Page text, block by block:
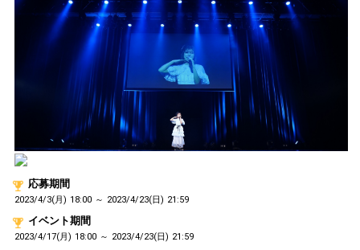
13 45000
をあげよう！
55000
55,000pt達成！どんどん花火
60000
60,000pt達成！どんどん花火
をあげよう！
70000
70,000pt達成！どんどん花火
をあげよう！
80,000pt達成！どんどん花火
をあげよう！
100,000pt達成！どんどん花火
20 110000
110,000pt達成！どんどん花火
応募期間
2023/4/3(月) 18:00 ～ 2023/4/23(日) 21:59
イベント期間
2023/4/17(月) 18:00 ～ 2023/4/23(日) 21:59